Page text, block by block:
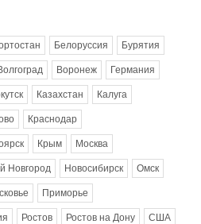
Белоруссия Бурятия
Воронеж Германия
Казахстан Калуга
Краснодар
Крым Москва
Новгород Новосибирск Омск
Приморье
Ростов Ростов на Дону США